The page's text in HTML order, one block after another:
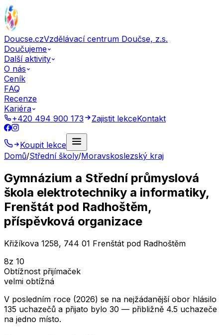
Doucse.czVzdělávací centrum Doučse, z.s.
Doučujeme
Další aktivity
O nás
Ceník
FAQ
Recenze
Kariéra
+420 494 900 173
Zajistit lekceKontakt
Koupit lekce
Domů/Střední školy/Moravskoslezský kraj
Gymnázium a Střední průmyslová
škola elektrotechniky a informatiky,
Frenštát pod Radhoštěm,
příspěvková organizace
Křižíkova 1258, 744 01 Frenštát pod Radhoštěm
8z 10
Obtížnost přijímaček
velmi obtížná
V posledním roce (2026) se na nejžádanější obor hlásilo
135 uchazečů a přijato bylo 30 — přibližně 4.5 uchazeče
na jedno místo.